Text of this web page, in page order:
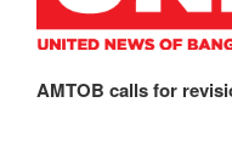
AMTOB calls for